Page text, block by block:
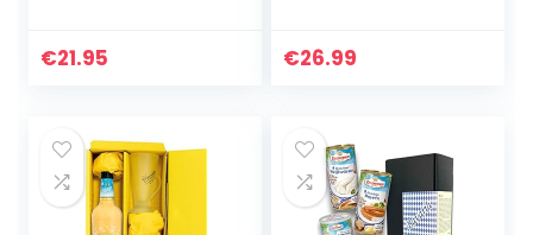
denherzen von
€21.95
Weinglas und Wein
€26.99